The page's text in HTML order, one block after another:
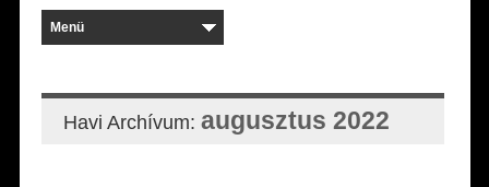
Havi Archívum: augusztus 2022